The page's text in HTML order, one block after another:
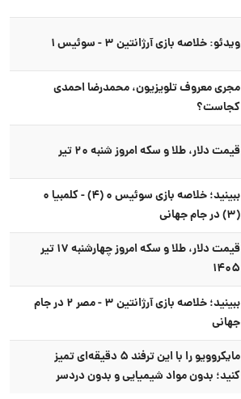
ویدئو: خلاصه بازی آرژانتین ۳ - سوئیس ۱
مجری معروف تلویزیون، محمدرضا احمدی
کجاست؟
قیمت دلار، طلا و سکه امروز شنبه ۲۰ تیر
ببینید؛ خلاصه بازی سوئیس ۰ (۴) - کلمبیا ۰
(۳) در جام جهانی
قیمت دلار، طلا و سکه امروز چهارشنبه ۱۷ تیر
۱۴۰۵
ببینید؛ خلاصه بازی آرژانتین ۳ - مصر ۲ در جام
جهانی
مایکروویو را با این ترفند ۵ دقیقه‌ای تمیز
کنید؛ بدون مواد شیمیایی و بدون دردسر